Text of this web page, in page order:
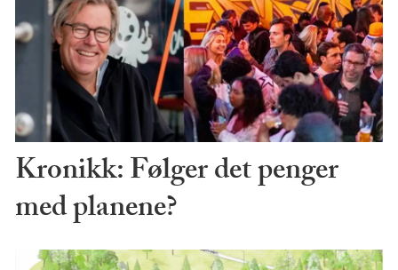
Kronikk: Følger det penger
med planene?